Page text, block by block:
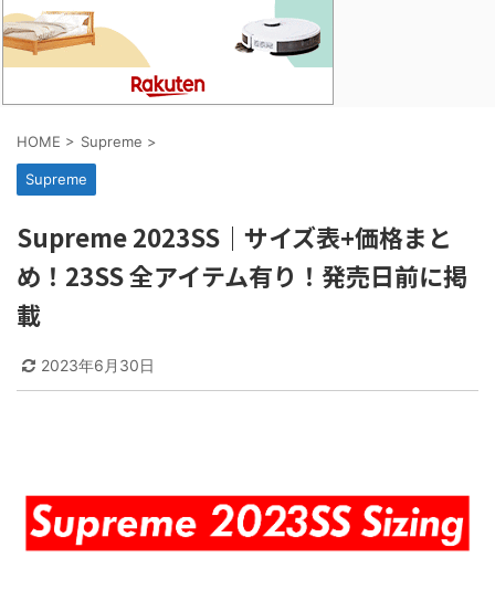
HOME > Supreme >
Supreme
Supreme 2023SS｜サイズ表+価格まと
め！23SS 全アイテム有り！発売日前に掲
載
2023年6月30日